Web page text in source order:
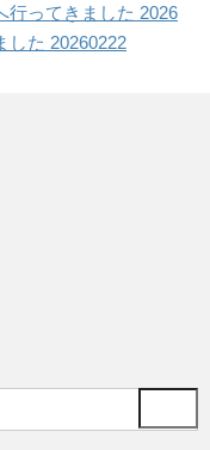
行ってきました 2026
した 20260222